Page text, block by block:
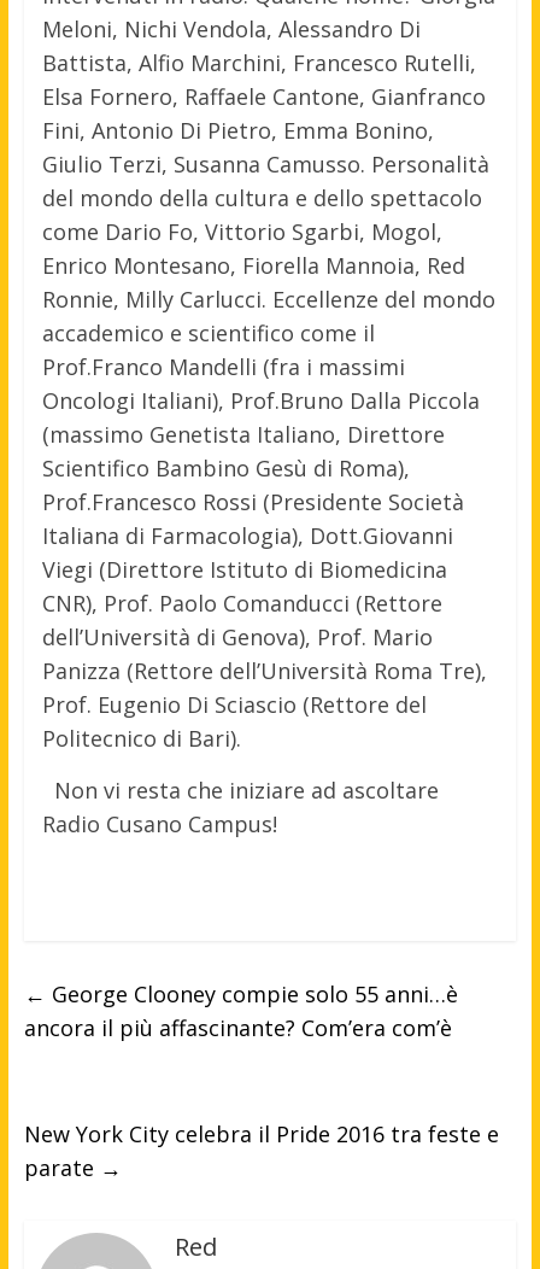
Meloni, Nichi Vendola, Alessandro Di
Battista, Alfio Marchini, Francesco Rutelli,
Elsa Fornero, Raffaele Cantone, Gianfranco
Fini, Antonio Di Pietro, Emma Bonino,
Giulio Terzi, Susanna Camusso. Personalità
del mondo della cultura e dello spettacolo
come Dario Fo, Vittorio Sgarbi, Mogol,
Enrico Montesano, Fiorella Mannoia, Red
Ronnie, Milly Carlucci. Eccellenze del mondo
accademico e scientifico come il
Prof.Franco Mandelli (fra i massimi
Oncologi Italiani), Prof.Bruno Dalla Piccola
(massimo Genetista Italiano, Direttore
Scientifico Bambino Gesù di Roma),
Prof.Francesco Rossi (Presidente Società
Italiana di Farmacologia), Dott.Giovanni
Viegi (Direttore Istituto di Biomedicina
CNR), Prof. Paolo Comanducci (Rettore
dell’Università di Genova), Prof. Mario
Panizza (Rettore dell’Università Roma Tre),
Prof. Eugenio Di Sciascio (Rettore del
Politecnico di Bari).
Non vi resta che iniziare ad ascoltare
Radio Cusano Campus!
← George Clooney compie solo 55 anni…è
ancora il più affascinante? Com’era com’è
New York City celebra il Pride 2016 tra feste e
parate →
Red